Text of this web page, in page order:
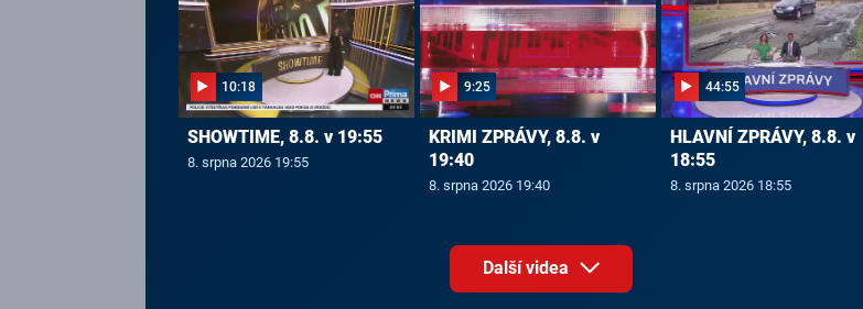
10:18
SHOWTIME, 8.8. v 19:55
8. srpna 2026 19:55
9:25
KRIMI ZPRÁVY, 8.8. v
19:40
8. srpna 2026 19:40
44:55
HLAVNÍ ZPRÁVY, 8.8. v
18:55
8. srpna 2026 18:55
Další videa